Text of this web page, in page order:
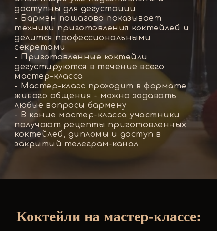
доступны для дегустации
- Бармен пошагово показывает
техники приготовления коктейлей и
делится профессиональными
секретами
- Приготовленные коктейли
дегустируются в течение всего
мастер-класса
- Мастер-класс проходит в формате
живого общения - можно задавать
любые вопросы бармену
- В конце мастер-класса участники
получают рецепты приготовленных
коктейлей, дипломы и доступ в
закрытый телеграм-канал
Коктейли на мастер-классе: